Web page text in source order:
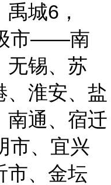
城6，
市——南
无锡、苏
、淮安、盐
南通、宿迁
、宜兴
市、金坛